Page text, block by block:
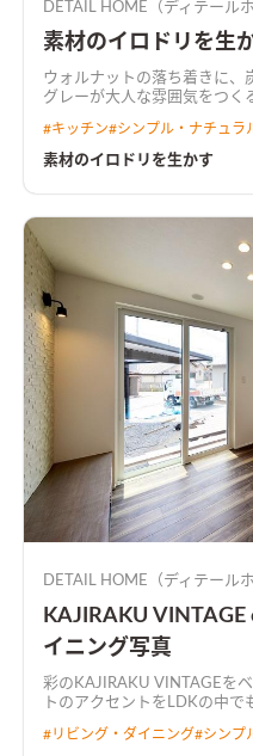
DETAIL HOME（ディテール
素材のイロドリを生
ウォルナットの落ち着きに、
グレーが大人な雰囲気をつくる。 リビングは構造材を現
ウ、塗り壁を使用し素材感を
#キッチン#シンプル・ナチュラ
素材のイロドリを生かす
DETAIL HOME（ディテール
KAJIRAKU
イニング写真
彩のKAJIRAKU VINTAGEをベースに
トのアクセントをLDKの中
広々とした空間に仕上がりま
#リビング・ダイニング#シンプ